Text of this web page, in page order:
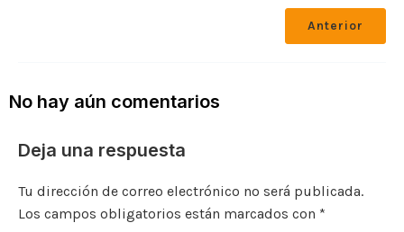
o
k
n
gr
a
at
s
m
p
Anterior
No hay aún comentarios
Deja una respuesta
Tu dirección de correo electrónico no será publicada.
Los campos obligatorios están marcados con *